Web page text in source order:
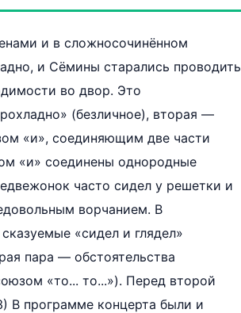
и в сложносочинённом
и Сёмины старались проводить
во двор. Это
(безличное), вторая —
«и», соединяющим две части
«и» соединены однородные
часто сидел у решетки и
ворчанием. В
«сидел и глядел»
пара — обстоятельства
«то... то...»). Перед второй
В программе концерта были и